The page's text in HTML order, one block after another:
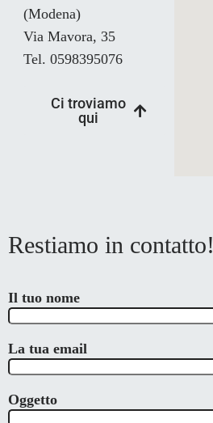
(Modena)
Via Mavora, 35
Tel. 0598395076
Ci troviamo
qui
Restiamo in contatto!
Il tuo nome
La tua email
Oggetto